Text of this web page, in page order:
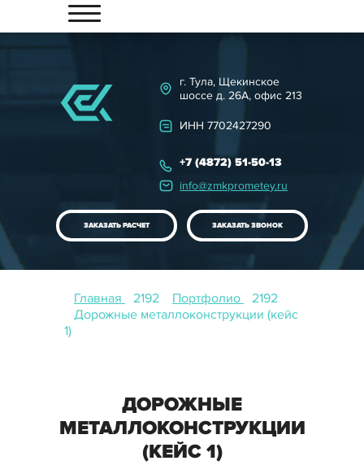
НАШЕ ПРОИЗВОДСТВО
НАШИ ЦЕНЫ
КОНТАКТЫ
г. Тула, Щекинское
шоссе д. 26А, офис 213
ИНН 7702427290
+7 (4872) 51-50-13
info@zmkprometey.ru
ЗАКАЗАТЬ РАСЧЕТ ЗАКАЗАТЬ ЗВОНОК
Главная
Портфолио
Дорожные металлоконструкции (кейс
1)
ДОРОЖНЫЕ
МЕТАЛЛОКОНСТРУКЦИИ
(КЕЙС 1)